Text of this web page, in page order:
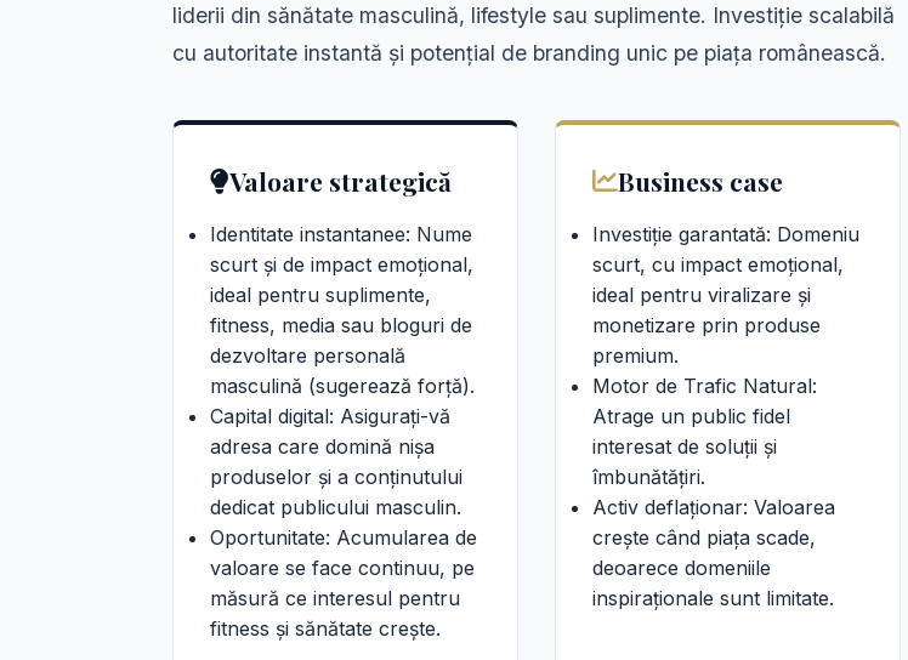
liderii din sănătate masculină, lifestyle sau suplimente. Investiție scalabilă
cu autoritate instantă și potențial de branding unic pe piața românească.
Valoare strategică
Identitate instantanee: Nume
scurt și de impact emoțional,
ideal pentru suplimente,
fitness, media sau bloguri de
dezvoltare personală
masculină (sugerează forță).
Capital digital: Asigurați-vă
adresa care domină nișa
produselor și a conținutului
dedicat publicului masculin.
Oportunitate: Acumularea de
valoare se face continuu, pe
măsură ce interesul pentru
fitness și sănătate crește.
Business case
Investiție garantată: Domeniu
scurt, cu impact emoțional,
ideal pentru viralizare și
monetizare prin produse
premium.
Motor de Trafic Natural:
Atrage un public fidel
interesat de soluții și
îmbunătățiri.
Activ deflaționar: Valoarea
crește când piața scade,
deoarece domeniile
inspiraționale sunt limitate.